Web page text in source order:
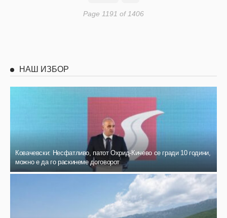
Page 1191 of 1406
НАШ ИЗБОР
Ковачевски: Несфатливо, патот Охрид-Кичево се гради 10 години,
можно е да го раскинеме договорот